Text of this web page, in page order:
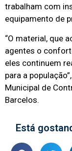
trabalham com
equipamento de
“O material, que
agentes o
eles continuem
para a
Municipal de
Barcelos.
Está